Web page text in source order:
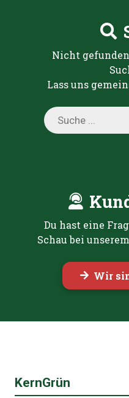
Nicht
Lass uns
Products
search
Du hast eine
Schau bei
Wir
KernGrün